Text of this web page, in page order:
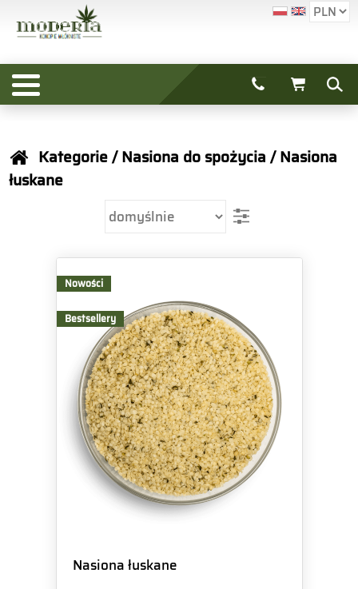
Kategorie/Nasiona do spożycia /Nasiona
łuskane
Bestsellery
Nowości
Nasiona łuskane